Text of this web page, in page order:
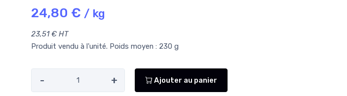
24,80 € / kg
23,51 € HT
Produit vendu à l'unité. Poids moyen : 230 g
- + Ajouter au panier